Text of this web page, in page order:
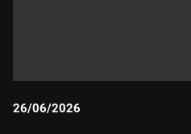
26/06/2026